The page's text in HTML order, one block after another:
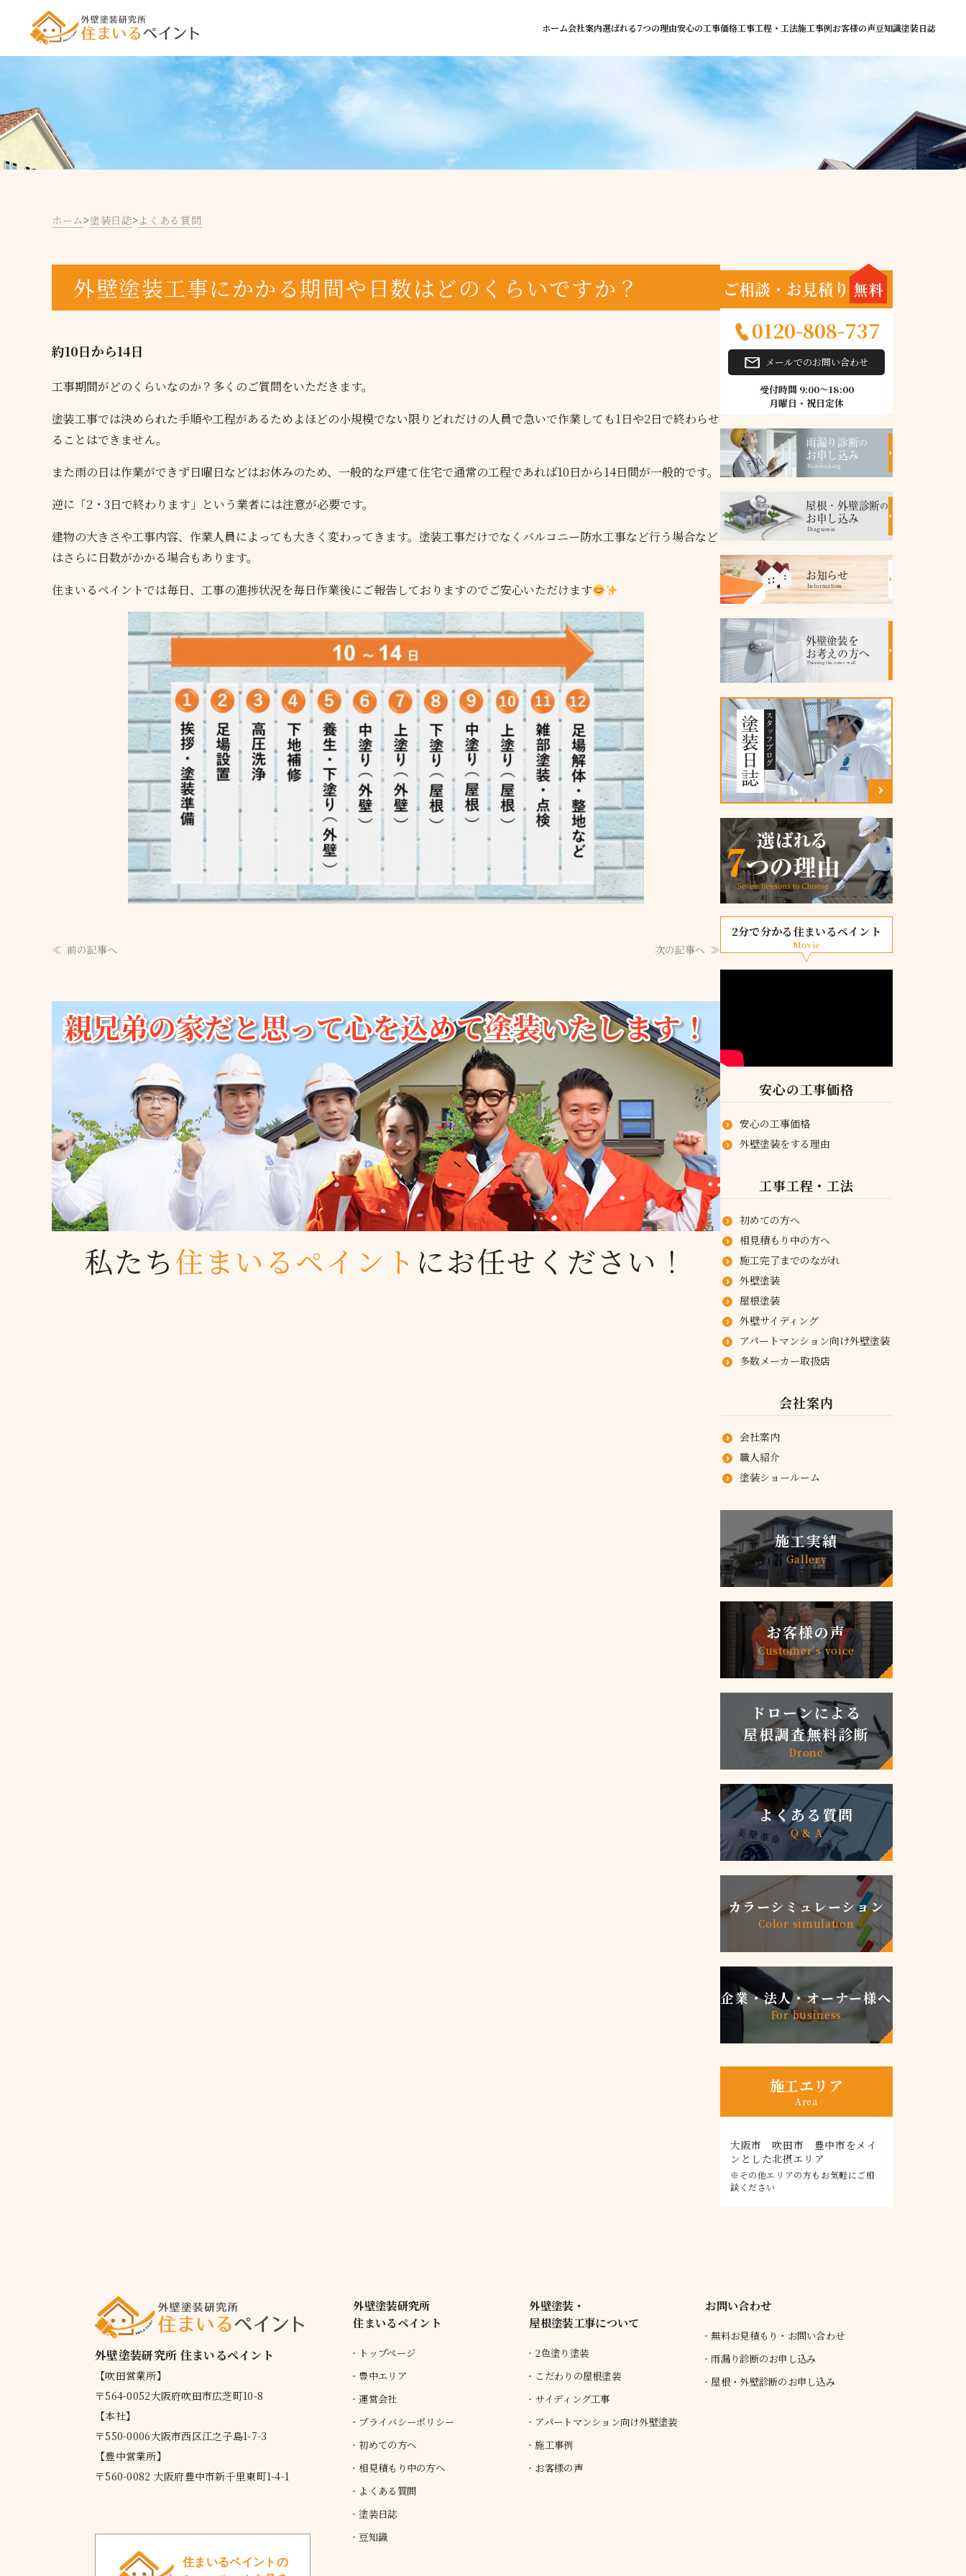
ホーム会社案内選ばれる7つの理由安心の工事価格工事工程・工法施工事例お客様の声豆知識塗装日誌
ホーム >塗装日誌> よくある質問
外壁塗装工事にかかる期間や日数はどのくらいですか？
約10日から14日
工事期間がどのくらいなのか？多くのご質問をいただきます。
塗装工事では決められた手順や工程があるためよほどの小規模でない限りどれだけの人員で急いで作業しても1日や2日で終わらせ
ることはできません。
また雨の日は作業ができず日曜日などはお休みのため、一般的な戸建て住宅で通常の工程であれば10日から14日間が一般的です。
逆に「2・3日で終わります」という業者には注意が必要です。
建物の大きさや工事内容、作業人員によっても大きく変わってきます。塗装工事だけでなくバルコニー防水工事など行う場合など
はさらに日数がかかる場合もあります。
住まいるペイントでは毎日、工事の進捗状況を毎日作業後にご報告しておりますのでご安心いただけます
前の記事へ 次の記事へ
私たち住まいるペイント にお任せください！
ご相談・お見積り 無料
0120-808-737
メールでのお問い合わせ
受付時間 9:00～18:00
月曜日・祝日定休
雨漏り診断の
お申し込み
Rainleaking
屋根・外壁診断の
お申し込み
Diagnosis
お知らせ
Information
外壁塗装を
お考えの方へ
Painting the outer wall
スタッフブログ
塗装日誌
2分で分かる住まいるペイント
Movie
安心の工事価格
安心の工事価格
外壁塗装をする理由
工事工程・工法
初めての方へ
相見積もり中の方へ
施工完了までのながれ
外壁塗装
屋根塗装
外壁サイディング
アパートマンション向け外壁塗装
多数メーカー取扱店
会社案内
会社案内
職人紹介
塗装ショールーム
施工実績
Gallery
お客様の声
Customer’s voice
ドローンによる
屋根調査無料診断
Drone
よくある質問
Q & A
カラーシミュレーション
Color simulation
企業・法人・オーナー様へ
For business
施工エリア
Area
大阪市 吹田市 豊中市をメイ
ンとした北摂エリア
※その他エリアの方もお気軽にご相
談ください
外壁塗装研究所 住まいるペイント
【吹田営業所】
〒564-0052大阪府吹田市広芝町10-8
【本社】
〒550-0006大阪市西区江之子島1-7-3
【豊中営業所】
〒560-0082 大阪府豊中市新千里東町1-4-1
住まいるペイントの
外壁塗装研究所
住まいるペイント
トップページ
豊中エリア
運営会社
プライバシーポリシー
初めての方へ
相見積もり中の方へ
よくある質問
塗装日誌
豆知識
外壁塗装・
屋根塗装工事について
2色塗り塗装
こだわりの屋根塗装
サイディング工事
アパートマンション向け外壁塗装
施工事例
お客様の声
お問い合わせ
無料お見積もり・お問い合わせ
雨漏り診断のお申し込み
屋根・外壁診断のお申し込み